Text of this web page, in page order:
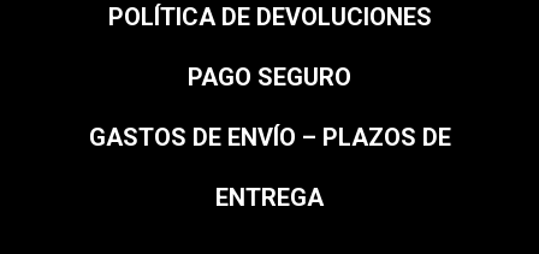
POLÍTICA DE DEVOLUCIONES
PAGO SEGURO
GASTOS DE ENVÍO – PLAZOS DE
ENTREGA